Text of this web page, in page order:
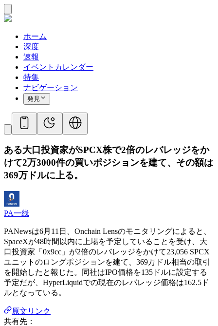
ホーム
深度
速報
イベントカレンダー
特集
ナビゲーション
発見
ある大口投資家がSPCX株で2倍のレバレッジをか
けて2万3000件の買いポジションを建て、その額は
369万ドルに上る。
PA一线
PANewsは6月11日、Onchain Lensのモニタリングによると、
SpaceXが48時間以内に上場を予定していることを受け、大
口投資家「0x9cc」が2倍のレバレッジをかけて23,056 SPCX
ユニットのロングポジションを建て、369万ドル相当の取引
を開始したと報じた。同社はIPO価格を135ドルに設定する
予定だが、HyperLiquidでの現在のレバレッジ価格は162.5ド
ルとなっている。
原文リンク
共有先：